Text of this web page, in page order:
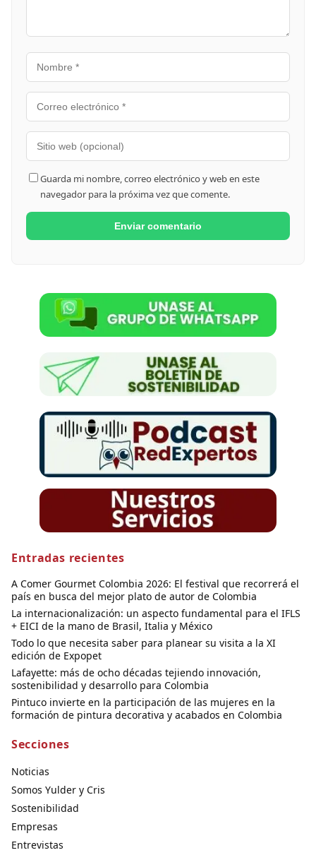
Guarda mi nombre, correo electrónico y web en este
navegador para la próxima vez que comente.
Entradas recientes
A Comer Gourmet Colombia 2026: El festival que recorrerá el
país en busca del mejor plato de autor de Colombia
La internacionalización: un aspecto fundamental para el IFLS
+ EICI de la mano de Brasil, Italia y México
Todo lo que necesita saber para planear su visita a la XI
edición de Expopet
Lafayette: más de ocho décadas tejiendo innovación,
sostenibilidad y desarrollo para Colombia
Pintuco invierte en la participación de las mujeres en la
formación de pintura decorativa y acabados en Colombia
Secciones
Noticias
Somos Yulder y Cris
Sostenibilidad
Empresas
Entrevistas